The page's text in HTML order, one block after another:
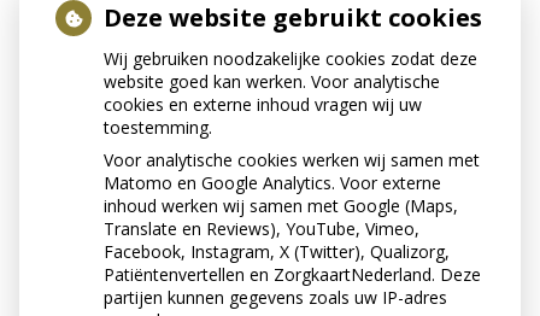
Neem contact op
0592-241070
Stuur ons een e-mail
info@apotheekrolde.nl
Deze website gebruikt cookies
Wij gebruiken noodzakelijke cookies zodat deze
website goed kan werken. Voor analytische
cookies en externe inhoud vragen wij uw
toestemming.
Voor analytische cookies werken wij samen met
Matomo en Google Analytics. Voor externe
inhoud werken wij samen met Google (Maps,
Translate en Reviews), YouTube, Vimeo,
Facebook, Instagram, X (Twitter), Qualizorg,
Patiëntenvertellen en ZorgkaartNederland. Deze
partijen kunnen gegevens zoals uw IP-adres